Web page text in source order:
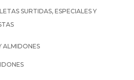
SURTIDAS, ESPECIALES Y
ALMIDONES